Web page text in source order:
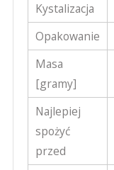
Kystalizacja
Opakowanie
Masa
[gramy]
Najlepiej
spożyć
przed